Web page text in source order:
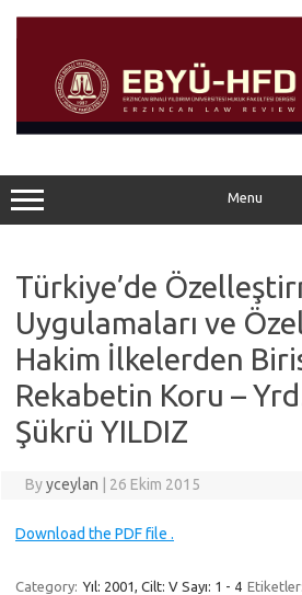
content
Menu
Türkiye’de
Uygulamaları ve
Hakim İlkelerden
Rekabetin Koru –
Şükrü YILDIZ
Byyceylan | 26 Ekim 2015
Download the PDF file .
Category: Yıl: 2001, Cilt: V Sayı: 1 - 4 Etiketler: